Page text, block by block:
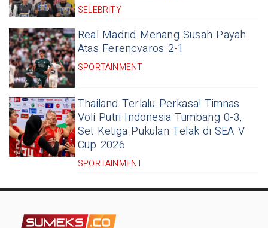
SELEBRITY
Real Madrid Menang Susah Payah
Atas Ferencvaros 2-1
SPORTAINMENT
Thailand Terlalu Perkasa! Timnas
Voli Putri Indonesia Tumbang 0-3,
Set Ketiga Pukulan Telak di SEA V
Cup 2026
SPORTAINMENT